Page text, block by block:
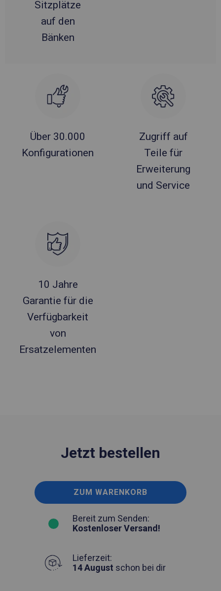
Sitzplätze
auf den
Bänken
Über 30.000
Konfigurationen
Zugriff auf
Teile für
Erweiterung
und Service
10 Jahre
Garantie für die
Verfügbarkeit
von
Ersatzelementen
Jetzt bestellen
ZUM WARENKORB
Bereit zum Senden:
Kostenloser Versand!
Lieferzeit:
14 August schon bei dir